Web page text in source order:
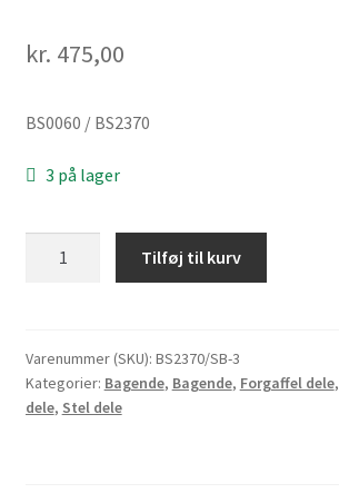
kr. 475,00
BS0060 / BS2370
3 på lager
i
super
pæn
Tilføj til kurv
Varenummer (SKU): BS2370/SB-3
Kategorier: Bagende, Bagende, Forgaffel dele,
dele, Stel dele